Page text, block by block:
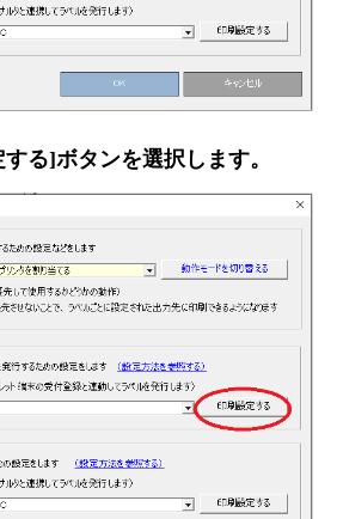
る]ボタンを選択します。